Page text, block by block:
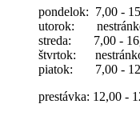
pondelok: 7,00 -
utorok:
streda: 7,00 -
štvrtok:
piatok: 7,00 -
prestávka: 12,00 -